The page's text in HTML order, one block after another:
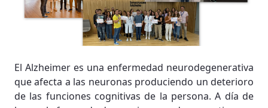
El Alzheimer es una enfermedad neurodegenerativa
que afecta a las neuronas produciendo un deterioro
de las funciones cognitivas de la persona. A día de